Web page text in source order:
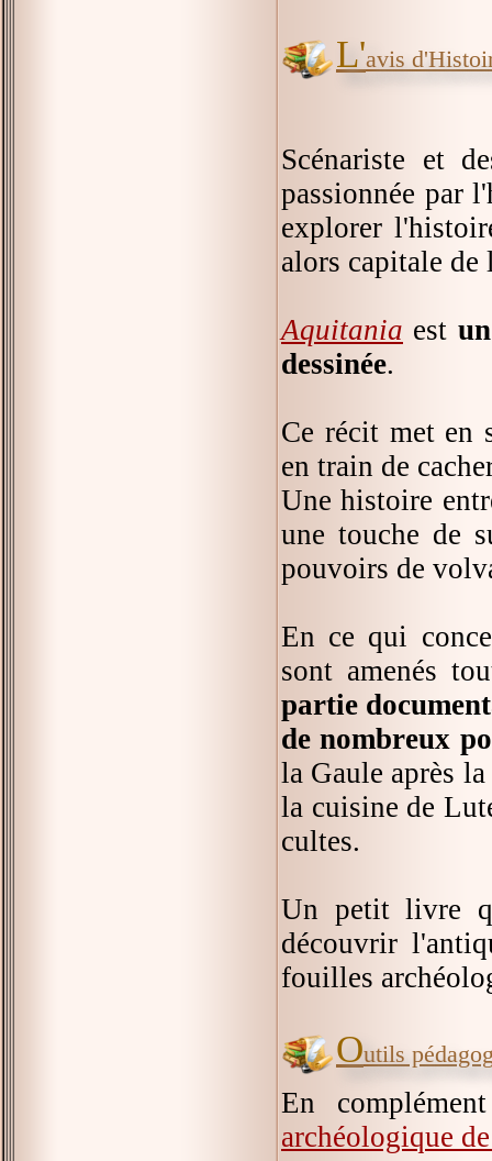
L'avis
Scénariste et
passionnée par
explorer
alors capitale
Aquitania est
dessinée.
Ce récit met en
en train de
Une histoire
une touche de
pouvoirs de
En ce qui
sont amenés
partie
de nombreux
la Gaule après
la cuisine de
cultes.
Un petit livre
découvrir
fouilles
Outils
En
archéologique